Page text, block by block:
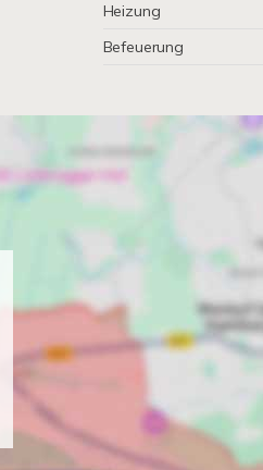
Heizung
Befeuerung